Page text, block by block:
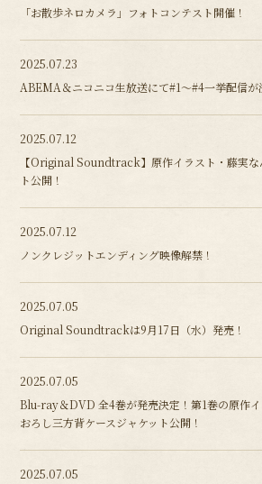
「お散歩ネロカメラ」フォトコンテスト開催！
2025.07.23
ABEMA＆ニコニコ生放送にて#1～#4一挙配信が
2025.07.12
【Original Soundtrack】原作イラスト・藤実な
ト公開！
2025.07.12
ノンクレジットエンディング映像解禁！
2025.07.05
Original Soundtrackは9月17日（水）発売！
2025.07.05
Blu-ray＆DVD 全4巻が発売決定！第1巻の原作
おろし三方背ケースジャケット公開！
2025.07.05